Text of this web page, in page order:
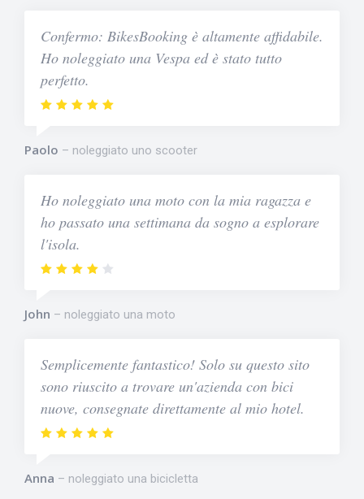
Confermo: BikesBooking è altamente affidabile.
Ho noleggiato una Vespa ed è stato tutto
perfetto.
Paolo noleggiato uno scooter
Ho noleggiato una moto con la mia ragazza e
ho passato una settimana da sogno a esplorare
l'isola.
John noleggiato una moto
Semplicemente fantastico! Solo su questo sito
sono riuscito a trovare un'azienda con bici
nuove, consegnate direttamente al mio hotel.
Anna noleggiato una bicicletta